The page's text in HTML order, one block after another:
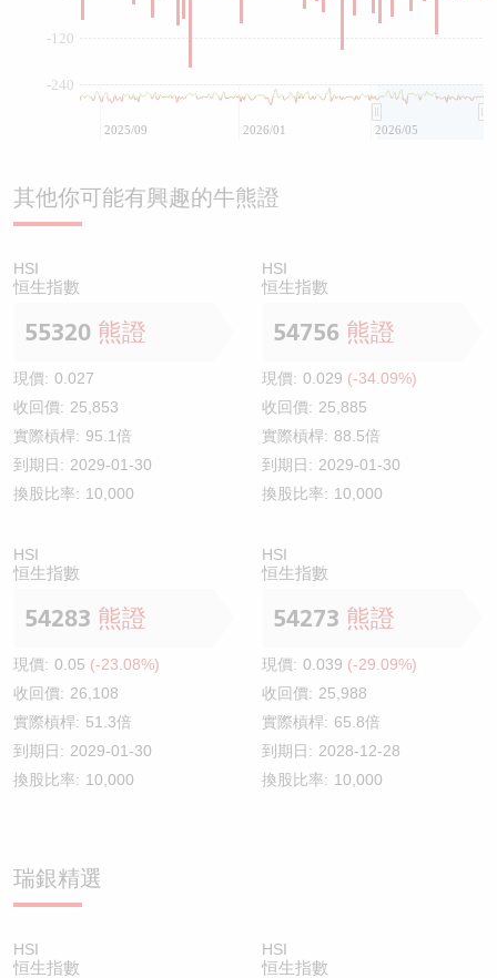
-240
-120
2025/09 2026/01 2026/05
其他你可能有興趣的牛熊證
HSI
恒生指數
55320 熊證
現價: 0.027
收回價: 25,853
實際槓桿: 95.1倍
到期日: 2029-01-30
換股比率: 10,000
HSI
恒生指數
54756 熊證
現價: 0.029 (-34.09%)
收回價: 25,885
實際槓桿: 88.5倍
到期日: 2029-01-30
換股比率: 10,000
HSI
恒生指數
54283 熊證
現價: 0.05 (-23.08%)
收回價: 26,108
實際槓桿: 51.3倍
到期日: 2029-01-30
換股比率: 10,000
HSI
恒生指數
54273 熊證
現價: 0.039 (-29.09%)
收回價: 25,988
實際槓桿: 65.8倍
到期日: 2028-12-28
換股比率: 10,000
瑞銀精選
HSI
恒生指數
HSI
恒生指數